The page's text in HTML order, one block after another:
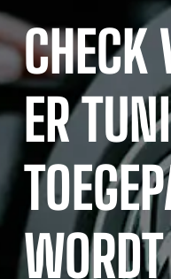
CHECK
ER